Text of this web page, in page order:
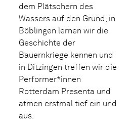
dem Plätschern des
Wassers auf den Grund, in
Böblingen lernen wir die
Geschichte der
Bauernkriege kennen und
in Ditzingen treffen wir die
Performer*innen
Rotterdam Presenta und
atmen erstmal tief ein und
aus.